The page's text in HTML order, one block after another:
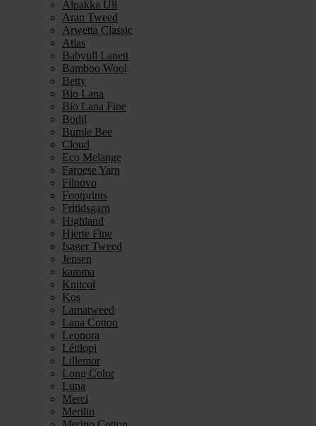
Alpakka Ull
Aran Tweed
Arwetta Classic
Atlas
Babyull Lanett
Bamboo Wool
Betty
Bio Lana
Bio Lana Fine
Bodil
Bumle Bee
Cloud
Eco Melange
Faroese Yarn
Filnovo
Footprints
Fritidsgarn
Highland
Hjerte Fine
Isager Tweed
Jensen
kamma
Knitcol
Kos
Lamatweed
Lana Cotton
Leonora
Léttlopi
Lillemor
Long Color
Luna
Merci
Merilin